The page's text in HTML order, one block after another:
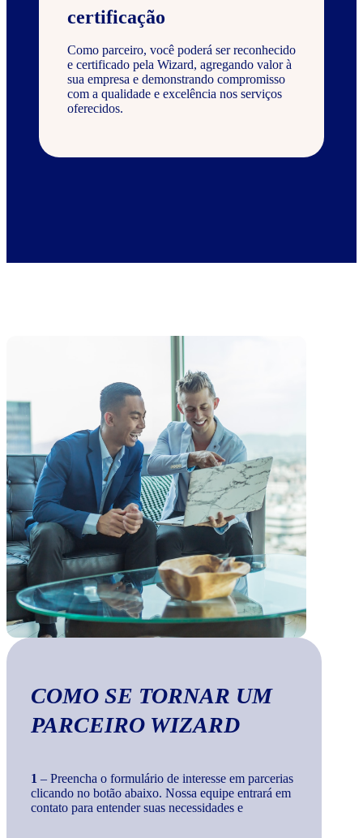
certificação
Como parceiro, você poderá ser reconhecido
e certificado pela Wizard, agregando valor à
sua empresa e demonstrando compromisso
com a qualidade e excelência nos serviços
oferecidos.
COMO SE TORNAR UM
PARCEIRO WIZARD
1 – Preencha o formulário de interesse em parcerias
clicando no botão abaixo. Nossa equipe entrará em
contato para entender suas necessidades e